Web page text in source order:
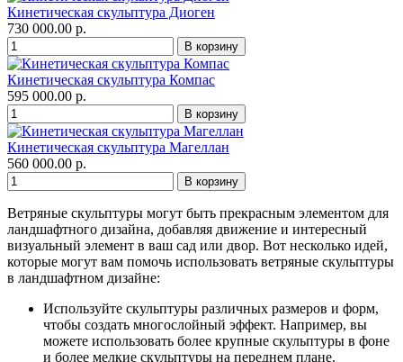
Кинетическая скульптура Диоген
730 000.00 р.
Кинетическая скульптура Компас
595 000.00 р.
Кинетическая скульптура Магеллан
560 000.00 р.
Ветряные скульптуры могут быть прекрасным элементом для
ландшафтного дизайна, добавляя движение и интересный
визуальный элемент в ваш сад или двор. Вот несколько идей,
которые могут вам помочь использовать ветряные скульптуры
в ландшафтном дизайне:
Используйте скульптуры различных размеров и форм,
чтобы создать многослойный эффект. Например, вы
можете использовать более крупные скульптуры в фоне
и более мелкие скульптуры на переднем плане.